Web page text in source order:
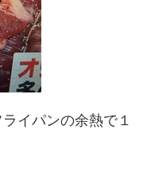
イパンの余熱で１